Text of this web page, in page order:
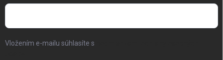
Vložením e-mailu súhlasíte s